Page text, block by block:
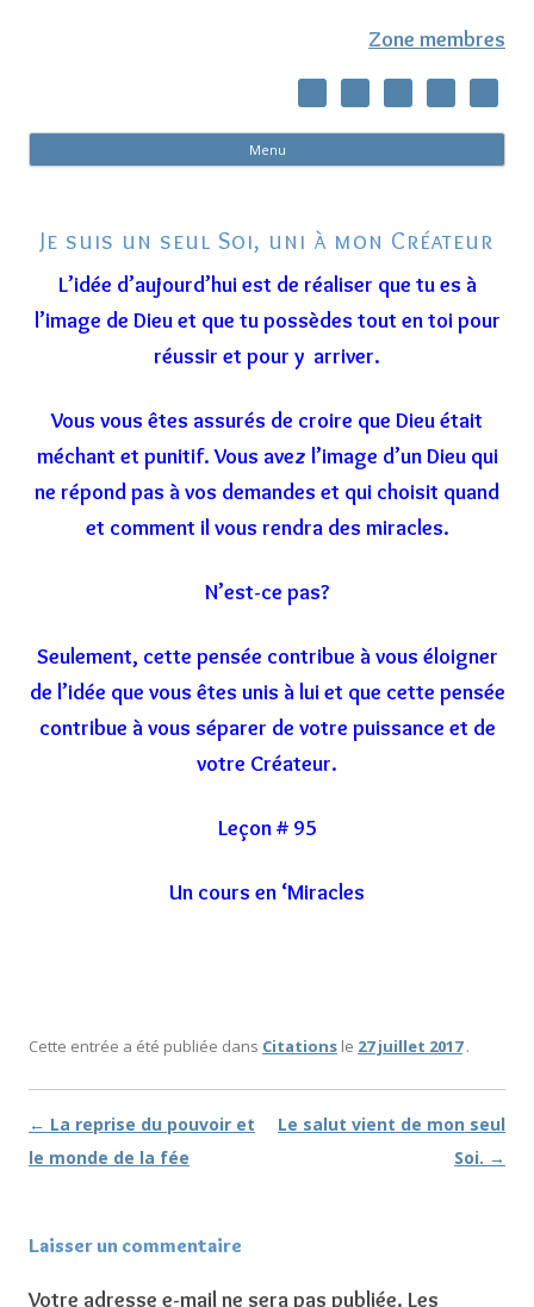
Zone membres
Menu
Je suis un seul Soi, uni à mon Créateur
L’idée d’aujourd’hui est de réaliser que tu es à
l’image de Dieu et que tu possèdes tout en toi pour
réussir et pour y arriver.
Vous vous êtes assurés de croire que Dieu était
méchant et punitif. Vous avez l’image d’un Dieu qui
ne répond pas à vos demandes et qui choisit quand
et comment il vous rendra des miracles.
N’est-ce pas?
Seulement, cette pensée contribue à vous éloigner
de l’idée que vous êtes unis à lui et que cette pensée
contribue à vous séparer de votre puissance et de
votre Créateur.
Leçon # 95
Un cours en ‘Miracles
Cette entrée a été publiée dans Citations le 27 juillet 2017 .
Navigation des articles
← La reprise du pouvoir et
le monde de la fée
Le salut vient de mon seul
Soi. →
Laisser un commentaire
Votre adresse e-mail ne sera pas publiée. Les